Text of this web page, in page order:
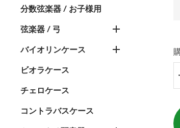
分数弦楽器 / お子様用
弦楽器 / 弓
バイオリンケース
ビオラケース
チェロケース
コントラバスケース